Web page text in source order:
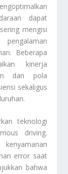
dapat
mengisi
Beberapa
kinerja
dan pola
sekaligus
teknologi
driving.
error saat
bahwa